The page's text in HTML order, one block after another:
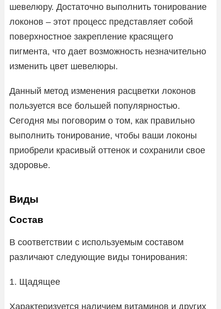
шевелюру. Достаточно выполнить тонирование
локонов – этот процесс представляет собой
поверхностное закрепление красящего
пигмента, что дает возможность незначительно
изменить цвет шевелюры.
Данный метод изменения расцветки локонов
пользуется все большей популярностью.
Сегодня мы поговорим о том, как правильно
выполнить тонирование, чтобы ваши локоны
приобрели красивый оттенок и сохранили свое
здоровье.
Виды
Состав
В соответствии с используемым составом
различают следующие виды тонирования:
1. Щадящее
Характеризуется наличием витаминов и других